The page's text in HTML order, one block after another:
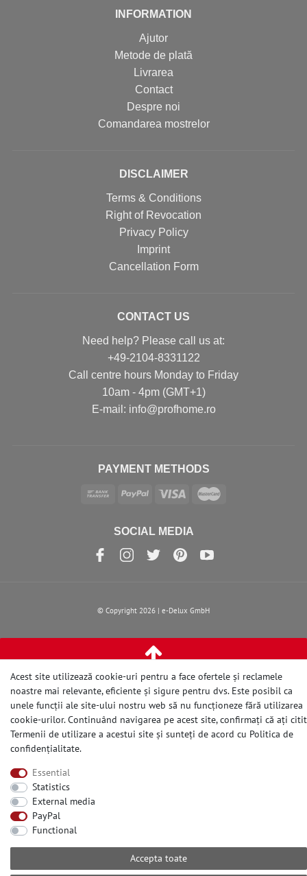
INFORMATION
Ajutor
Metode de plată
Livrarea
Contact
Despre noi
Comandarea mostrelor
DISCLAIMER
Terms & Conditions
Right of Revocation
Privacy Policy
Imprint
Cancellation Form
CONTACT US
Need help? Please call us at:
+49-2104-8331122
Call centre hours Monday to Friday
10am - 4pm (GMT+1)
Е-mail: info@profhome.ro
PAYMENT METHODS
SOCIAL MEDIA
© Copyright 2026 | e-Delux GmbH
Acest site utilizează cookie-uri pentru a face ofertele și reclamele
noastre mai relevante, eficiente și sigure pentru dvs. Este posibil ca
unele funcții ale site-ului nostru web să nu funcționeze fără utilizarea
cookie-urilor. Continuând navigarea pe acest site, confirmați că ați citit
Termenii de utilizare a acestui site și sunteți de acord cu Politica de
confidențialitate.
Essential
Statistics
External media
PayPal
Functional
Accepta toate